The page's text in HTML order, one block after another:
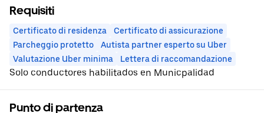
Requisiti
Certificato di residenza
Certificato di assicurazione
Parcheggio protetto
Autista partner esperto su Uber
Valutazione Uber minima
Lettera di raccomandazione
Solo conductores habilitados en Municpalidad
Punto di partenza